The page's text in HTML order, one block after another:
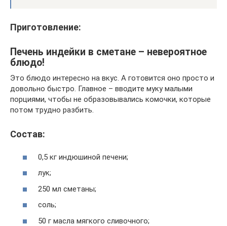
Приготовление:
Печень индейки в сметане – невероятное
блюдо!
Это блюдо интересно на вкус. А готовится оно просто и
довольно быстро. Главное – вводите муку малыми
порциями, чтобы не образовывались комочки, которые
потом трудно разбить.
Состав:
0,5 кг индюшиной печени;
лук;
250 мл сметаны;
соль;
50 г масла мягкого сливочного;